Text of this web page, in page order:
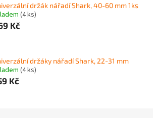
držák nářadí Shark, 40-60 mm 1ks
(4 ks)
Kč
držáky nářadí Shark, 22-31 mm
(4 ks)
Kč